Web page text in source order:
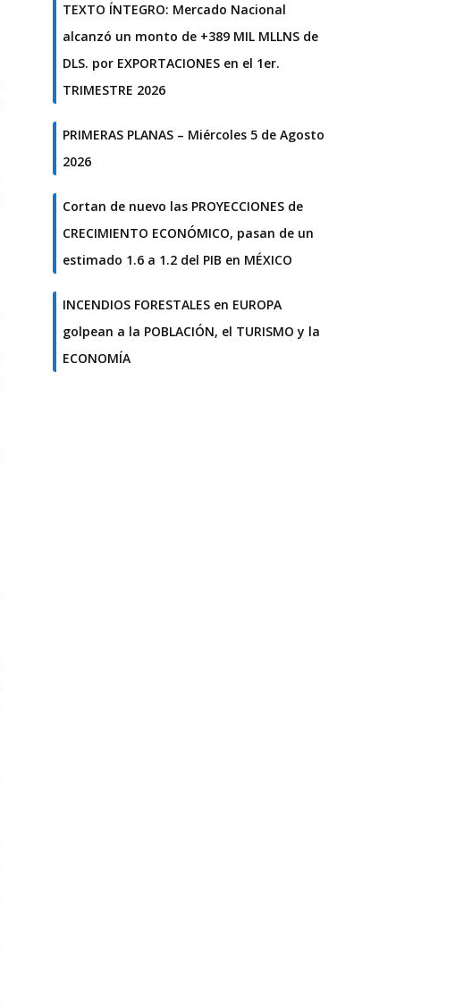
TEXTO ÍNTEGRO: Mercado Nacional
alcanzó un monto de +389 MIL MLLNS de
DLS. por EXPORTACIONES en el 1er.
TRIMESTRE 2026
PRIMERAS PLANAS – Miércoles 5 de Agosto
2026
Cortan de nuevo las PROYECCIONES de
CRECIMIENTO ECONÓMICO, pasan de un
estimado 1.6 a 1.2 del PIB en MÉXICO
INCENDIOS FORESTALES en EUROPA
golpean a la POBLACIÓN, el TURISMO y la
ECONOMÍA